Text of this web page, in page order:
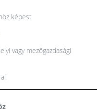
képest
vagy mezőgazdasági